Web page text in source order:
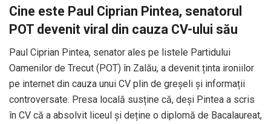
Cine este Paul Ciprian Pintea, senatorul
POT devenit viral din cauza CV-ului său
Paul Ciprian Pintea, senator ales pe listele Partidului
Oamenilor de Trecut (POT) în Zalău, a devenit ținta ironiilor
pe internet din cauza unui CV plin de greșeli și informații
controversate. Presa locală susține că, deși Pintea a scris
în CV că a absolvit liceul și deține o diplomă de Bacalaureat,